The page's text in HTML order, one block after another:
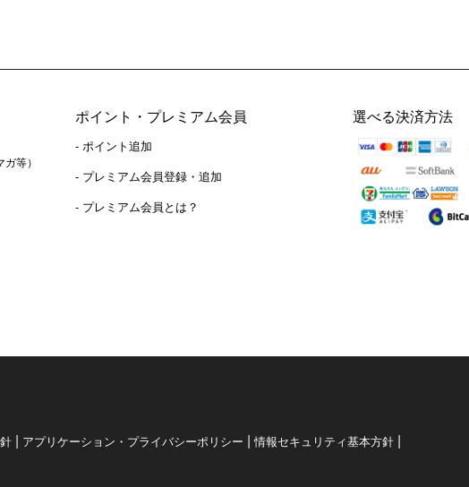
等）
ポイント・プレミアム会員
- ポイント追加
- プレミアム会員登録・追加
- プレミアム会員とは？
選べる決済方法
| アプリケーション・プライバシーポリシー |情報セキュリティ基本方針 |